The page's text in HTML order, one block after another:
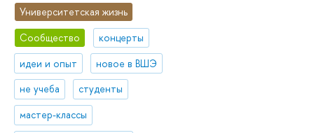
Университетская жизнь
Сообщество
концерты
идеи и опыт
новое в ВШЭ
не учеба
студенты
мастер-классы